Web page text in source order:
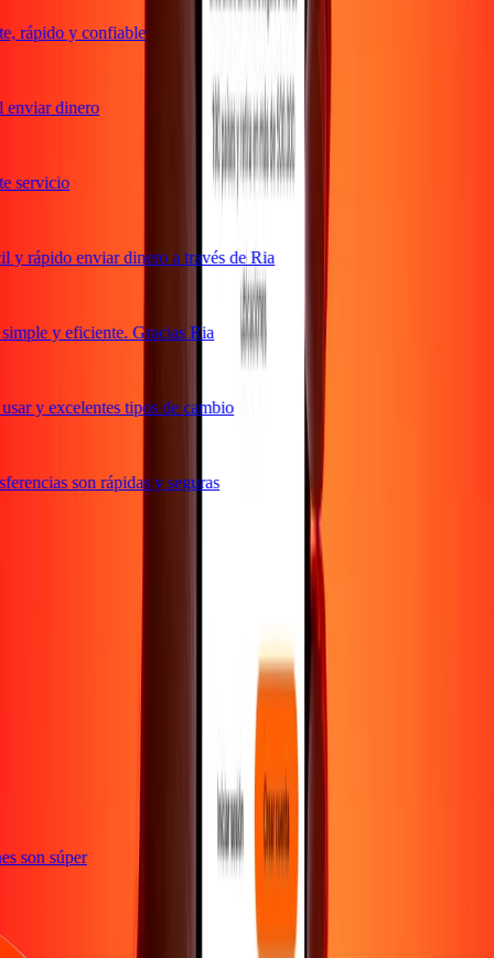
rápido y confiable
dinero
rápido enviar dinero a través de Ria
y eficiente. Gracias Ria
y excelentes tipos de cambio
son rápidas y seguras
son súper